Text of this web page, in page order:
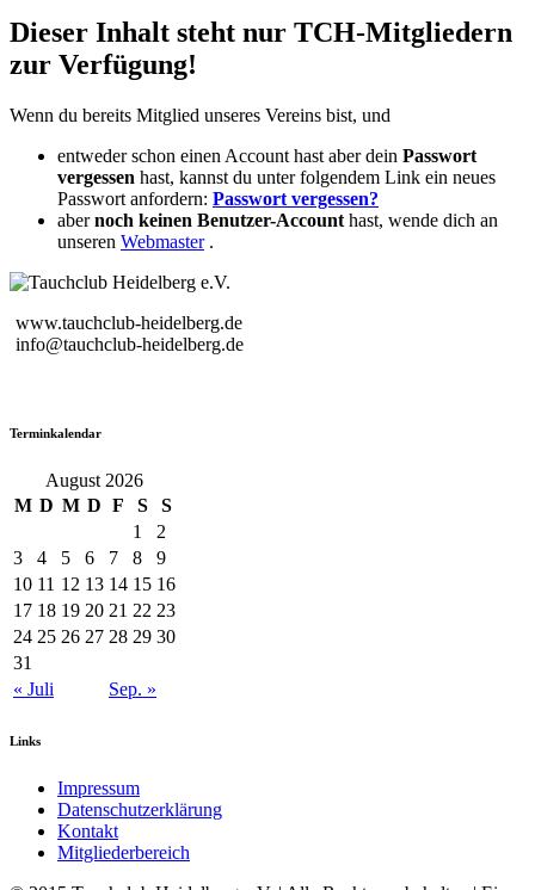
Dieser Inhalt steht nur TCH-Mitgliedern
zur Verfügung!
Wenn du bereits Mitglied unseres Vereins bist, und
entweder schon einen Account hast aber dein Passwort
vergessen hast, kannst du unter folgendem Link ein neues
Passwort anfordern: Passwort vergessen?
abernoch keinen Benutzer-Account hast, wende dich an
unseren Webmaster.
www.tauchclub-heidelberg.de
info@tauchclub-heidelberg.de
Terminkalendar
August 2026
M D M D F S
S
1
2
3
4 5 6 7 8
9
10 11 12 13 14 15 16
17 18 19 20 21 22 23
24 25 26 27 28 29 30
31
« Juli
Sep. »
Links
Impressum
Datenschutzerklärung
Kontakt
Mitgliederbereich